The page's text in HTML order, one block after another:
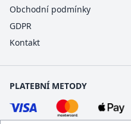
Obchodní podmínky
GDPR
Kontakt
PLATEBNÍ METODY